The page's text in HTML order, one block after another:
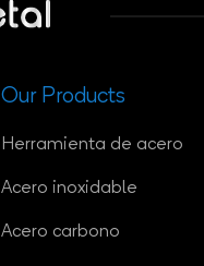
Our Products
Herramienta de acero
Acero inoxidable
Acero carbono